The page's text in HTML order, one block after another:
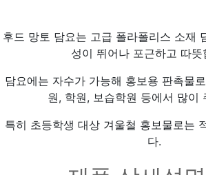
후드 망토 담요는 고급 폴라폴리스 소재
성이 뛰어나 포근하고 따뜻
담요에는 자수가 가능해 홍보용 판촉물
원, 학원, 보습학원 등에서 많이
특히 초등학생 대상 겨울철 홍보물로는
다.